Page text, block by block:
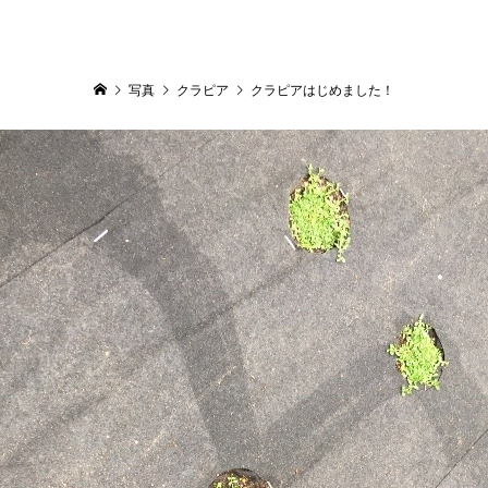
写真 クラピア クラピアはじめました！